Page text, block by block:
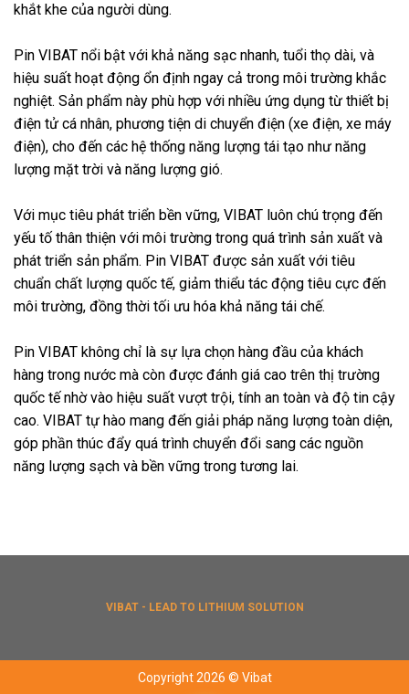
khắt khe của người dùng.
Pin VIBAT nổi bật với khả năng sạc nhanh, tuổi thọ dài, và
hiệu suất hoạt động ổn định ngay cả trong môi trường khắc
nghiệt. Sản phẩm này phù hợp với nhiều ứng dụng từ thiết bị
điện tử cá nhân, phương tiện di chuyển điện (xe điện, xe máy
điện), cho đến các hệ thống năng lượng tái tạo như năng
lượng mặt trời và năng lượng gió.
Với mục tiêu phát triển bền vững, VIBAT luôn chú trọng đến
yếu tố thân thiện với môi trường trong quá trình sản xuất và
phát triển sản phẩm. Pin VIBAT được sản xuất với tiêu
chuẩn chất lượng quốc tế, giảm thiểu tác động tiêu cực đến
môi trường, đồng thời tối ưu hóa khả năng tái chế.
Pin VIBAT không chỉ là sự lựa chọn hàng đầu của khách
hàng trong nước mà còn được đánh giá cao trên thị trường
quốc tế nhờ vào hiệu suất vượt trội, tính an toàn và độ tin cậy
cao. VIBAT tự hào mang đến giải pháp năng lượng toàn diện,
góp phần thúc đẩy quá trình chuyển đổi sang các nguồn
năng lượng sạch và bền vững trong tương lai.
VIBAT - LEAD TO LITHIUM SOLUTION
Copyright 2026 © Vibat